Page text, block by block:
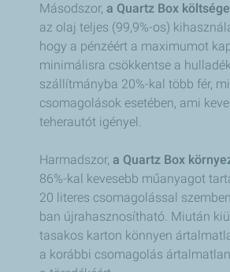
Másodszor, a Quartz Box
az olaj teljes (99,9%-os)
hogy a pénzéért a maximumot
minimálisra csökkentse a
szállítmányba 20%-kal több fér,
csomagolások esetében, ami
teherautót igényel.
Harmadszor, a Quartz Box
86%-kal kevesebb műanyagot
20 literes csomagolással
ban újrahasznosítható. Miután
tasakos karton könnyen
a korábbi csomagolás